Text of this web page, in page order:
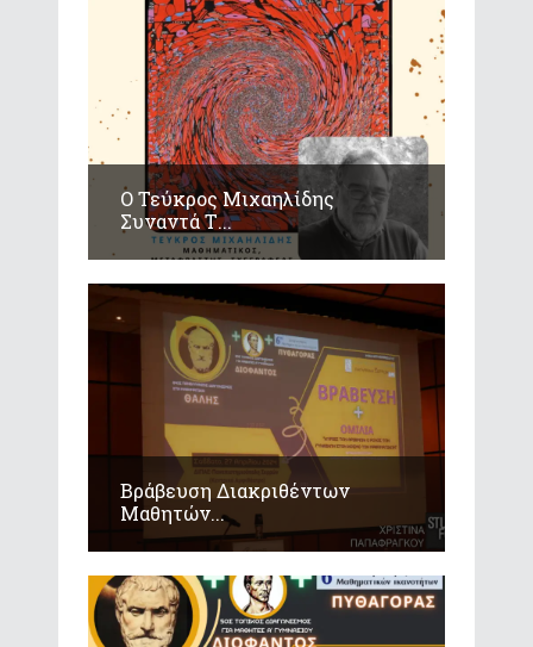
Ο Τεύκρος Μιχαηλίδης
Συναντά Τ...
Βράβευση Διακριθέντων
Μαθητών...